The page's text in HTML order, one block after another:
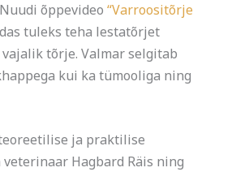
õppevideo “Varroositõrje
tuleks teha lestatõrjet
tõrje. Valmar selgitab
kui ka tümooliga ning
ja praktilise
Hagbard Räis ning